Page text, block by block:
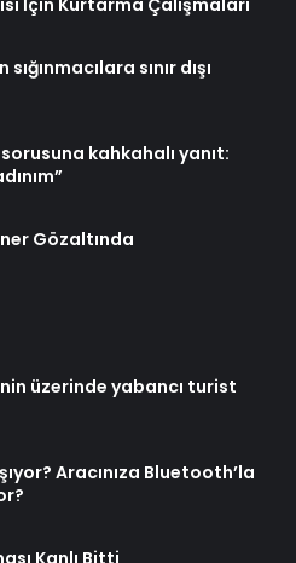
İçin Kurtarma Çalışmaları
sınır dışı
kahkahalı yanıt:
Gözaltında
üzerinde yabancı turist
Aracınıza Bluetooth’la